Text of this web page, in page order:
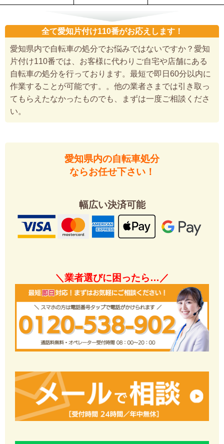
全て愛知片付け110番がお応えします！
愛知県内で自転車の処分でお悩みではないですか？愛知
片付け110番では、お客様に代わりご自宅や店舗にある
自転車の処分を行っております。最短で即日60分以内に
作業することが可能です。。他の業者さまでは引き取っ
てもらえたなかったものでも、まずは一度ご相談くださ
い。
愛知県内の自転車処分
ならお任せ下さい！
幅広い決済可能
＼業者選びに困ったら…／